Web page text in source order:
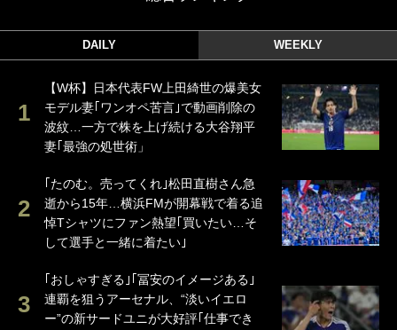
DAILY WEEKLY
【W杯】日本代表FW上田綺世の爆美女
モデル妻｢ワンオペ苦言｣で動画削除の
波紋…一方で株を上げ続ける大谷翔平
妻｢最強の処世術」
｢たのむ。売ってくれ｣松田直樹さん急
逝から15年…横浜FMが開幕戦で着る追
悼Tシャツにファン熱望｢買いたい…そ
して選手と一緒に着たい｣
｢おしゃすぎる｣｢冨安のイメージある｣
連覇を狙うアーセナル、“淡いイエロ
ー”の新サードユニが大好評｢仕事でき